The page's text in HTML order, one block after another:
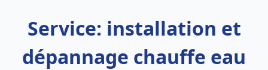
Service: installation et
dépannage chauffe eau